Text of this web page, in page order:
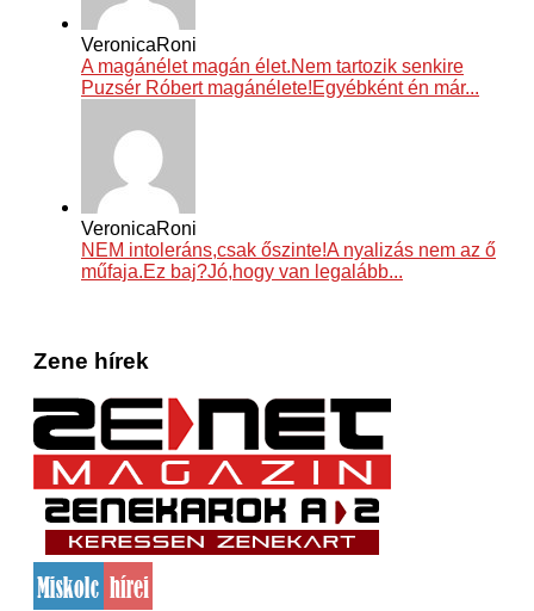
VeronicaRoni
A magánélet magán élet.Nem tartozik senkire
Puzsér Róbert magánélete!Egyébként én már...
VeronicaRoni
NEM intoleráns,csak őszinte!A nyalizás nem az ő
műfaja.Ez baj?Jó,hogy van legalább...
Zene hírek